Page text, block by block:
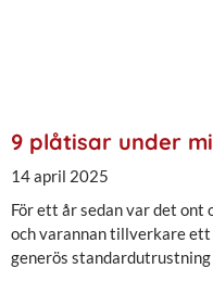
9 plåtisar under
14 april 2025
För ett år sedan var det ont
och varannan tillverkare
generös standardutrustning